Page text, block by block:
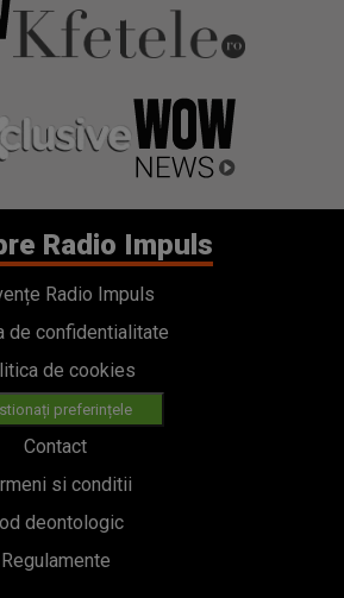
Radio Impuls
Radio Impuls
de confidentialitate
de cookies
preferințele
Contact
si conditii
deontologic
Regulamente